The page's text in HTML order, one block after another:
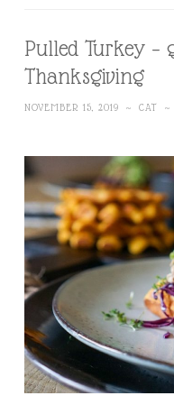
Pulled Turkey –
Thanksgiving
NOVEMBER 15, 2019 ~ CAT ~